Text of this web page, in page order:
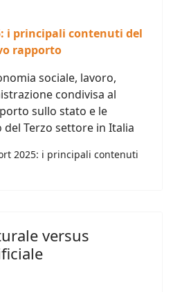
i principali contenuti del
rapporto
sociale, lavoro,
condivisa al
sullo stato e le
Terzo settore in Italia
2025: i principali contenuti
versus